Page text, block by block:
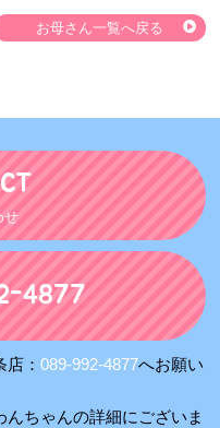
お母さん一覧へ戻る
せ
4877
店：089-992-4877へお願い
ちゃんの詳細にございま